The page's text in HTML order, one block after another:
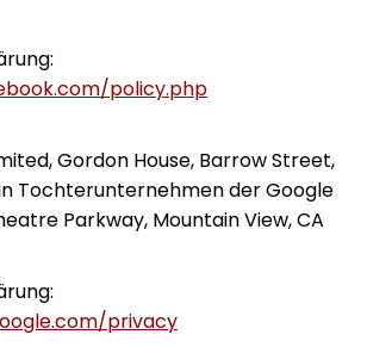
policy.php
Gordon House, Barrow Street,
Tochterunternehmen der Google
Parkway, Mountain View, CA
privacy